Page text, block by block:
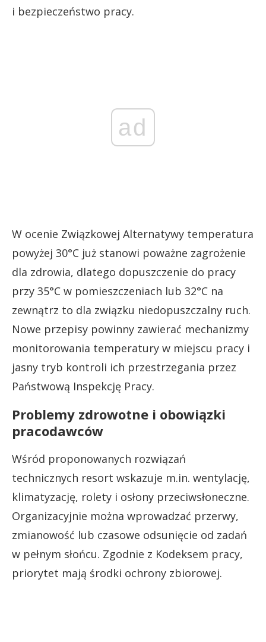
i bezpieczeństwo pracy.
ad
W ocenie Związkowej Alternatywy temperatura
powyżej 30°C już stanowi poważne zagrożenie
dla zdrowia, dlatego dopuszczenie do pracy
przy 35°C w pomieszczeniach lub 32°C na
zewnątrz to dla związku niedopuszczalny ruch.
Nowe przepisy powinny zawierać mechanizmy
monitorowania temperatury w miejscu pracy i
jasny tryb kontroli ich przestrzegania przez
Państwową Inspekcję Pracy.
Problemy zdrowotne i obowiązki
pracodawców
Wśród proponowanych rozwiązań
technicznych resort wskazuje m.in. wentylację,
klimatyzację, rolety i osłony przeciwsłoneczne.
Organizacyjnie można wprowadzać przerwy,
zmianowość lub czasowe odsunięcie od zadań
w pełnym słońcu. Zgodnie z Kodeksem pracy,
priorytet mają środki ochrony zbiorowej.